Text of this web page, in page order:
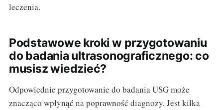
leczenia.
Podstawowe kroki w przygotowaniu
do badania ultrasonograficznego: co
musisz wiedzieć?
Odpowiednie przygotowanie do badania USG może
znacząco wpłynąć na poprawność diagnozy. Jest kilka